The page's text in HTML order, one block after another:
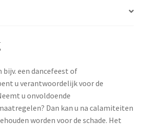
een dancefeest of
u verantwoordelijk voor de
u onvoldoende
Dan kan u na calamiteiten
worden voor de schade. Het